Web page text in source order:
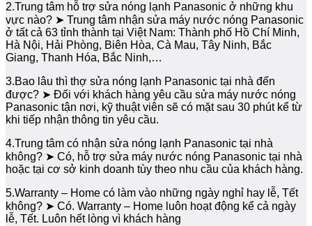
2.Trung tâm hỗ trợ sửa nóng lạnh Panasonic ở những khu
vực nào? ➤ Trung tâm nhận sửa máy nước nóng Panasonic
ở tất cả 63 tỉnh thành tại Việt Nam: Thành phố Hồ Chí Minh,
Hà Nội, Hải Phòng, Biên Hòa, Cà Mau, Tây Ninh, Bắc
Giang, Thanh Hóa, Bắc Ninh,…
3.Bao lâu thì thợ sửa nóng lạnh Panasonic tại nhà đến
được? ➤ Đối với khách hàng yêu cầu sửa máy nước nóng
Panasonic tận nơi, kỹ thuật viên sẽ có mặt sau 30 phút kể từ
khi tiếp nhận thông tin yêu cầu.
4.Trung tâm có nhận sửa nóng lạnh Panasonic tại nhà
không? ➤ Có, hỗ trợ sửa máy nước nóng Panasonic tại nhà
hoặc tại cơ sở kinh doanh tùy theo nhu cầu của khách hàng.
5.Warranty – Home có làm vào những ngày nghỉ hay lễ, Tết
không? ➤ Có. Warranty – Home luôn hoạt động kể cả ngày
lễ, Tết. Luôn hết lòng vì khách hàng